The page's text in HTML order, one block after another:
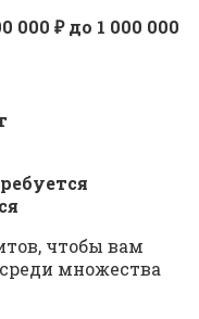
000 ₽ до 1 000 000
чтобы вам
множества